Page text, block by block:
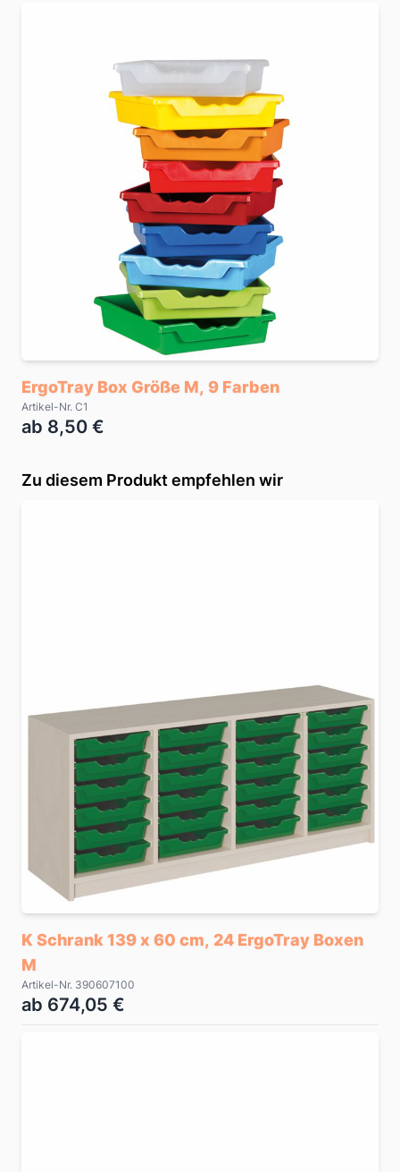
ErgoTray Box Größe M, 9 Farben
Artikel-Nr. C1
ab 8,50 €
Zu diesem Produkt empfehlen wir
K Schrank 139 x 60 cm, 24 ErgoTray Boxen
M
Artikel-Nr. 390607100
ab 674,05 €